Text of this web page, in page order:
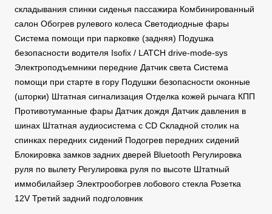
складывания спинки сиденья пассажира Комбинированный
салон Обогрев рулевого колеса Светодиодные фары
Система помощи при парковке (задняя) Подушка
безопасности водителя Isofix / LATCH drive-mode-sys
Электроподъемники передние Датчик света Система
помощи при старте в гору Подушки безопасности оконные
(шторки) Штатная сигнализация Отделка кожей рычага КПП
Противотуманные фары Датчик дождя Датчик давления в
шинах Штатная аудиосистема с CD Складной столик на
спинках передних сидений Подогрев передних сидений
Блокировка замков задних дверей Bluetooth Регулировка
руля по вылету Регулировка руля по высоте Штатный
иммобилайзер Электрообогрев лобового стекла Розетка
12V Третий задний подголовник